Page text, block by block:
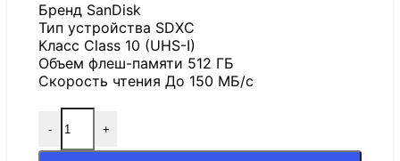
Бренд SanDisk
Тип устройства SDXC
Класс Class 10 (UHS-I)
Объем флеш-памяти 512 ГБ
Скорость чтения До 150 МБ/с
- +